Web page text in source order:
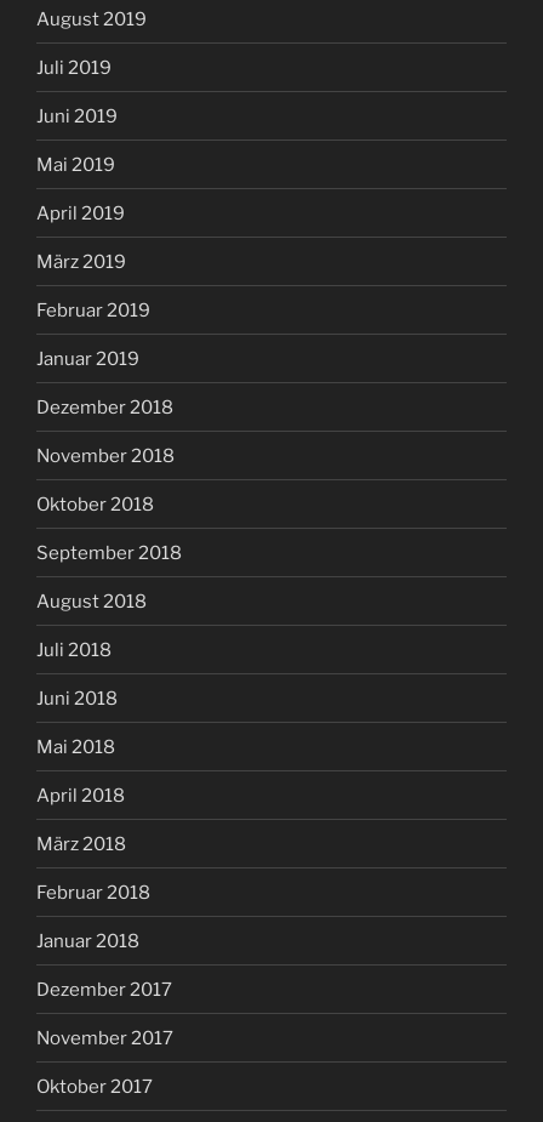
August 2019
Juli 2019
Juni 2019
Mai 2019
April 2019
März 2019
Februar 2019
Januar 2019
Dezember 2018
November 2018
Oktober 2018
September 2018
August 2018
Juli 2018
Juni 2018
Mai 2018
April 2018
März 2018
Februar 2018
Januar 2018
Dezember 2017
November 2017
Oktober 2017